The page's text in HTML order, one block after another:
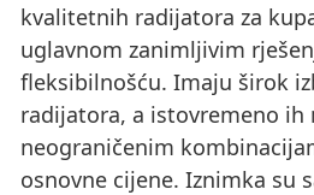
kvalitetnih radijatora za
uglavnom zanimljivim
fleksibilnošću. Imaju širok
radijatora, a istovremeno ih
neograničenim
osnovne cijene. Iznimka su